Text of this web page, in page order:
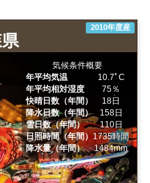
2010年度産
気候条件概要
年平均気温
10.7ﾟC
年平均相対湿度
75％
快晴日数（年間）
18日
降水日数（年間）
158日
雪日数（年間）
110日
日照時間（年間） 1735時間
降水量（年間）
1484mm